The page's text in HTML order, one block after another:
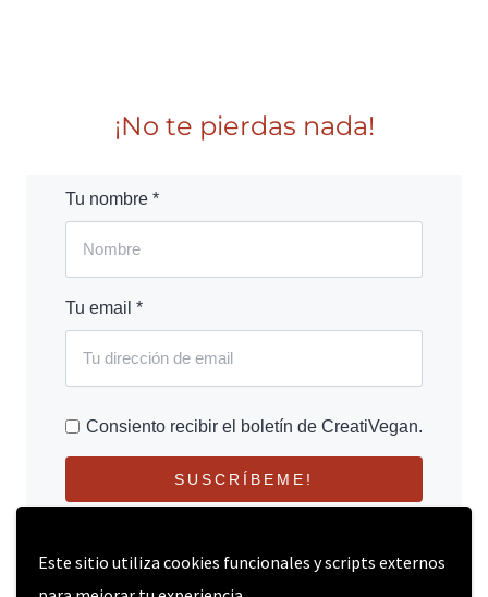
Este sitio utiliza cookies funcionales y scripts externos
¡No te pierdas nada!
Tu nombre *
Tu email *
Consiento recibir el boletín de CreatiVegan.
SUSCRÍBEME!